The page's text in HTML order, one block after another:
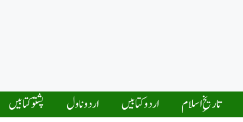
تاریخِ اسلام اردو کتابیں اردو ناول پشتو کتابیں